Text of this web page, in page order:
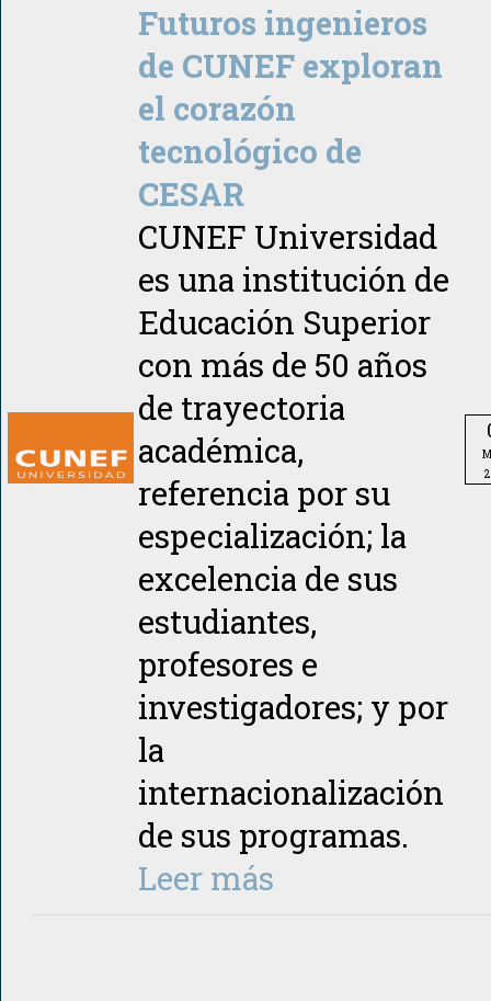
Futuros ingenieros
de CUNEF exploran
el corazón
tecnológico de
CESAR
CUNEF Universidad
es una institución de
Educación Superior
con más de 50 años
de trayectoria
académica,
referencia por su
especialización; la
excelencia de sus
estudiantes,
profesores e
investigadores; y por
la
internacionalización
de sus programas.
Leer más